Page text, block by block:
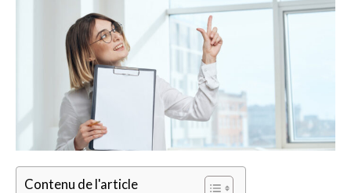
Contenu de l'article